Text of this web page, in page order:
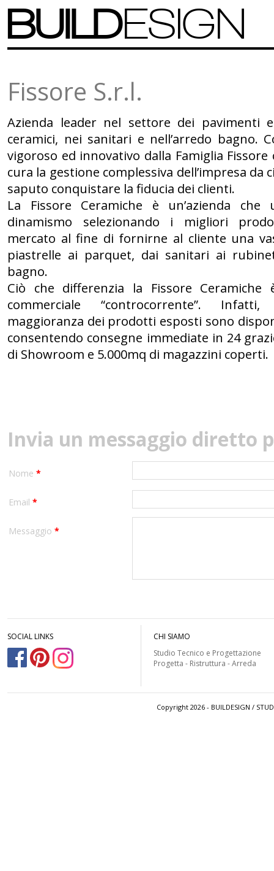
BUILDESIGN
Fissore S.r.l.
Azienda leader nel settore dei pavimenti
ceramici, nei sanitari e nell’arredo bagno.
vigoroso ed innovativo dalla Famiglia
cura la gestione complessiva dell’impresa da
saputo conquistare la fiducia dei clienti.
La Fissore Ceramiche è un’azienda che
dinamismo selezionando i migliori
mercato al fine di fornirne al cliente una
piastrelle ai parquet, dai sanitari ai
bagno.
Ciò che differenzia la Fissore
commerciale “controcorrente”.
maggioranza dei prodotti esposti sono
consentendo consegne immediate in 24
di Showroom e 5.000mq di magazzini coperti.
Invia un messaggio diretto
Nome *
Email *
Messaggio *
SOCIAL LINKS
CHI SIAMO
Studio Tecnico e Progettazione
Progetta - Ristruttura - Arreda
Copyright 2026 - BUILDESIGN /